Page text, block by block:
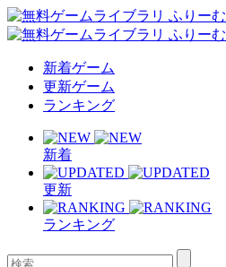
新着ゲーム
更新ゲーム
ランキング
新着
更新
ランキング